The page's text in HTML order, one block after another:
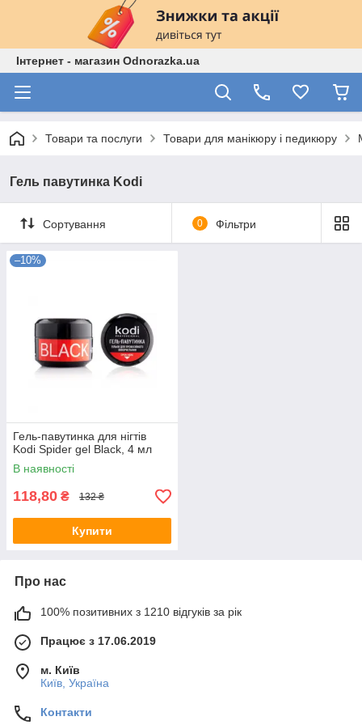
Інтернет - магазин Odnorazka.ua
Товари та послуги Товари для манікюру і педикюру
Гель павутинка Kodi
Сортування 0 Фільтри
–10%
Гель-павутинка для нігтів
Kodi Spider gel Black, 4 мл
В наявності
118,80 ₴ 132 ₴
Купити
Про нас
100% позитивних з 1210 відгуків за рік
Працює з 17.06.2019
м. Київ
Київ, Україна
Контакти